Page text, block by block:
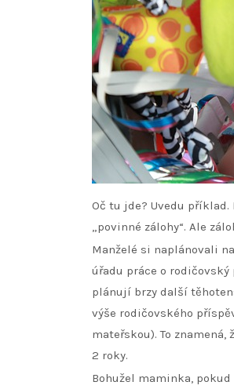
Oč tu jde? Uvedu
„povinné zálohy“. Ale
Manželé si naplánovali
úřadu práce o
plánují brzy další
výše rodičovského
mateřskou). To
2 roky.
Bohužel maminka,